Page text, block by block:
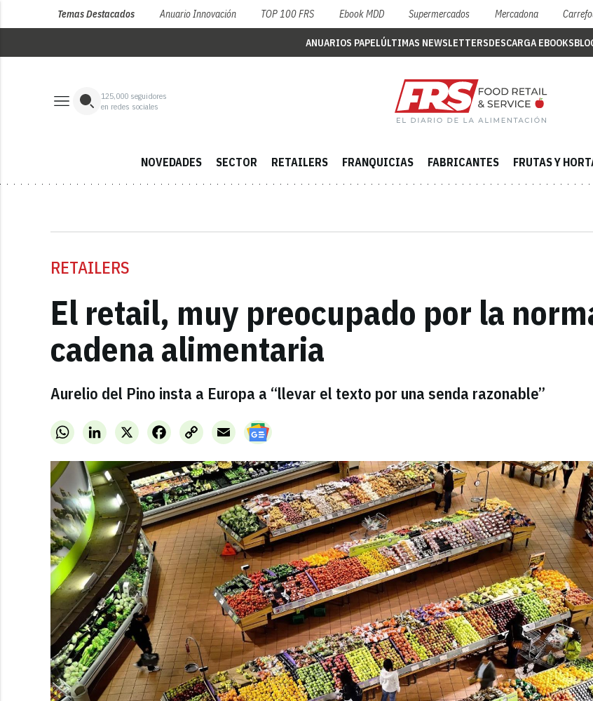
Temas Destacados Anuario Innovación TOP 100 FRS Ebook MDD Supermercados Mercadona
ANUARIOS PAPELÚLTIMAS NEWSLETTERSDESCARGA EBOOKS
125,000 seguidores
en redes sociales
NOVEDADES SECTOR RETAILERS FRANQUICIAS FABRICANTES FRUTAS Y
RETAILERS
El retail, muy preocupado por la
cadena alimentaria
Aurelio del Pino insta a Europa a “llevar el texto por una senda razonable”
WhatsAppLinkedInX FacebookCopy
Link
Email